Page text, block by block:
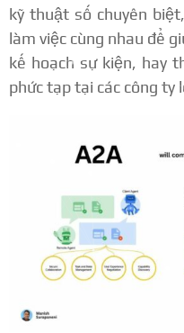
kỹ thuật số chuyên
làm việc cùng nhau để
kế hoạch sự kiện, hay
phức tạp tại các công ty